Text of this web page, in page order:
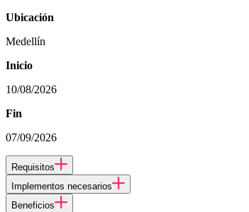
Ubicación
Medellín
Inicio
10/08/2026
Fin
07/09/2026
Requisitos
Implementos necesarios
Beneficios